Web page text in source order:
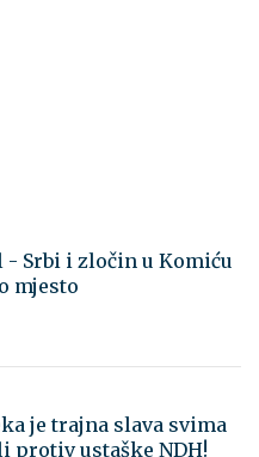
- Srbi i zločin u Komiću
mjesto
je trajna slava svima
protiv ustaške NDH!